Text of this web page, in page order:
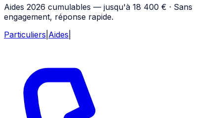
Aides 2026 cumulables — jusqu'à 18 400 € · Sans
engagement, réponse rapide.
Particuliers Aides